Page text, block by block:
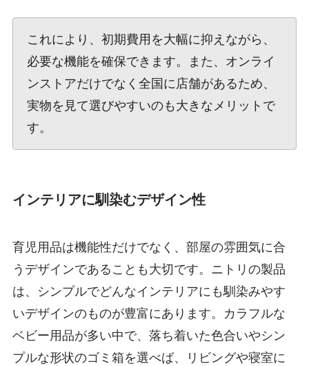
これにより、初期費用を大幅に抑えながら、
必要な機能を確保できます。また、オンライ
ンストアだけでなく全国に店舗があるため、
実物を見て選びやすいのも大きなメリットで
す。
インテリアに馴染むデザイン性
育児用品は機能性だけでなく、部屋の雰囲気に合
うデザインであることも大切です。ニトリの製品
は、シンプルでどんなインテリアにも馴染みやす
いデザインのものが豊富にあります。カラフルな
ベビー用品が多い中で、落ち着いた色合いやシン
プルな形状のゴミ箱を選べば、リビングや寝室に